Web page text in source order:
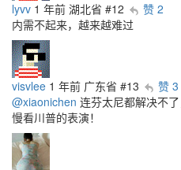
lyvv 1 年前 湖北省 #12
赞 2
内需不起来，越来越难过
visvlee 1 年前 广东省 #13
赞 3
@xiaonichen 连芬太尼都解决不
慢看川普的表演！